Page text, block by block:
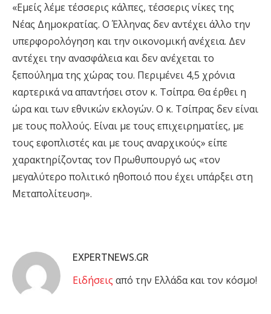
«Εμείς λέμε τέσσερις κάλπες, τέσσερις νίκες της
Νέας Δημοκρατίας. Ο Έλληνας δεν αντέχει άλλο την
υπερφορολόγηση και την οικονομική ανέχεια. Δεν
αντέχει την ανασφάλεια και δεν ανέχεται το
ξεπούλημα της χώρας του. Περιμένει 4,5 χρόνια
καρτερικά να απαντήσει στον κ. Τσίπρα. Θα έρθει η
ώρα και των εθνικών εκλογών. Ο κ. Τσίπρας δεν είναι
με τους πολλούς. Είναι με τους επιχειρηματίες, με
τους εφοπλιστές και με τους αναρχικούς» είπε
χαρακτηρίζοντας τον Πρωθυπουργό ως «τον
μεγαλύτερο πολιτικό ηθοποιό που έχει υπάρξει στη
Μεταπολίτευση».
EXPERTNEWS.GR
Eιδήσεις από την Ελλάδα και τον κόσμο!